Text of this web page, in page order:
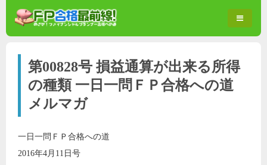
第00828号 損益通算が出来る所得
の種類 一日一問ＦＰ合格への道
メルマガ
一日一問ＦＰ合格への道
2016年4月11日号